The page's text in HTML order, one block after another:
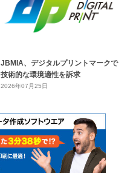
JBMIA、デジタルプリントマークで
技術的な環境適性を訴求
2026年07月25日